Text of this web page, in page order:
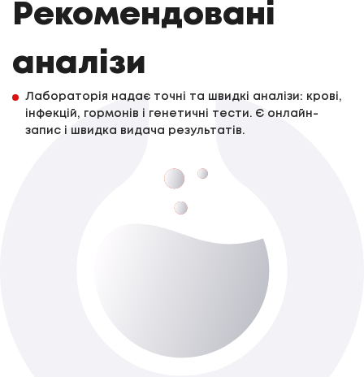
Рекомендовані
аналізи
Лабораторія надає точні та швидкі аналізи: крові,
інфекцій, гормонів і генетичні тести. Є онлайн-
запис і швидка видача результатів.
Доступно з виїздом додому